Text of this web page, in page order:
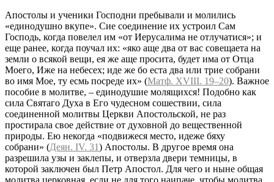
Апостолы и ученики Господни пребывали и молились
«единодушно вкупе». Сие соединение их устроил Сам
Господь, когда повелел им «от Иерусалима не отлучатися»; и
еще ранее, когда поучал их: «яко аще два от вас совещаета на
земли о всякой вещи, ея же аще просита, будет има от Отца
Моего, Иже на небесех; иде же бо еста два или тpиe собрани
во имя Мое, ту есмь посреде их» (Матф. XVIII. 19–20). Важное
пособие в молитве, – единодушие молящихся! Подобно как
сила Святаго Духа в Его чудесном сошествии, сила
соединенной молитвы Церкви Апостольской, не раз
простирала свое действие от духовной до вещественной
природы. Ею некогда «подвижеся место, идеже бяху
собрани» (Деян. IV. 31) Апостолы. В другое время она
разрешила узы и заклепы, и отверзла двери темницы, в
которой заключен был Петр Апостол. Для чего и ныне общая
молитва церковная, если не для того наипаче, чтобы молитва